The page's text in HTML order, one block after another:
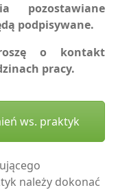
pozostawiane
podpisywane.
o kontakt
pracy.
ws. praktyk
należy dokonać